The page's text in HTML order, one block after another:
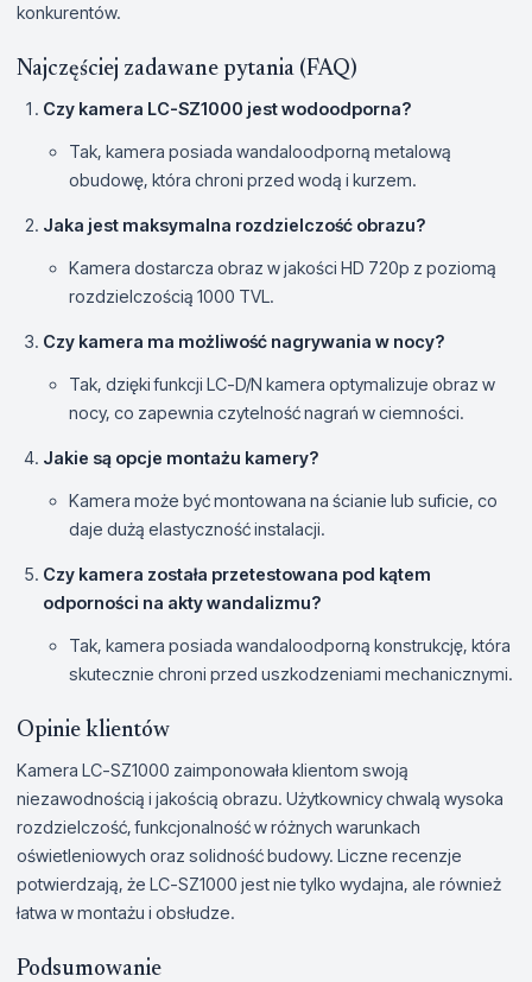
konkurentów.
Najczęściej zadawane pytania (FAQ)
Czy kamera LC-SZ1000 jest wodoodporna?
Tak, kamera posiada wandaloodporną metalową
obudowę, która chroni przed wodą i kurzem.
Jaka jest maksymalna rozdzielczość obrazu?
Kamera dostarcza obraz w jakości HD 720p z poziomą
rozdzielczością 1000 TVL.
Czy kamera ma możliwość nagrywania w nocy?
Tak, dzięki funkcji LC-D/N kamera optymalizuje obraz w
nocy, co zapewnia czytelność nagrań w ciemności.
Jakie są opcje montażu kamery?
Kamera może być montowana na ścianie lub suficie, co
daje dużą elastyczność instalacji.
Czy kamera została przetestowana pod kątem
odporności na akty wandalizmu?
Tak, kamera posiada wandaloodporną konstrukcję, która
skutecznie chroni przed uszkodzeniami mechanicznymi.
Opinie klientów
Kamera LC-SZ1000 zaimponowała klientom swoją
niezawodnością i jakością obrazu. Użytkownicy chwalą wysoka
rozdzielczość, funkcjonalność w różnych warunkach
oświetleniowych oraz solidność budowy. Liczne recenzje
potwierdzają, że LC-SZ1000 jest nie tylko wydajna, ale również
łatwa w montażu i obsłudze.
Podsumowanie